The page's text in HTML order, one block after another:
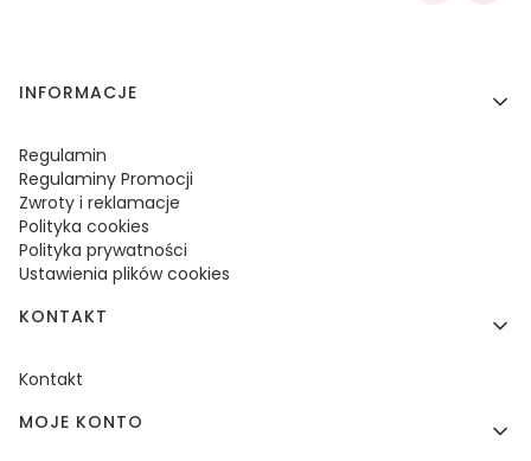
Linki w stopce
INFORMACJE
Regulamin
Regulaminy Promocji
Zwroty i reklamacje
Polityka cookies
Polityka prywatności
Ustawienia plików cookies
KONTAKT
Kontakt
MOJE KONTO